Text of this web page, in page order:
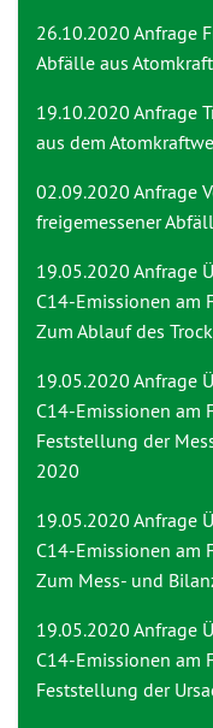
26.10.2020 Anfrage
Abfälle aus
19.10.2020 Anfrage
aus dem
02.09.2020 Anfrage
freigemessener
19.05.2020 Anfrage
C14-Emissionen am
Zum Ablauf des
19.05.2020 Anfrage
C14-Emissionen am
Feststellung der
2020
19.05.2020 Anfrage
C14-Emissionen am
Zum Mess- und
19.05.2020 Anfrage
C14-Emissionen am
Feststellung der